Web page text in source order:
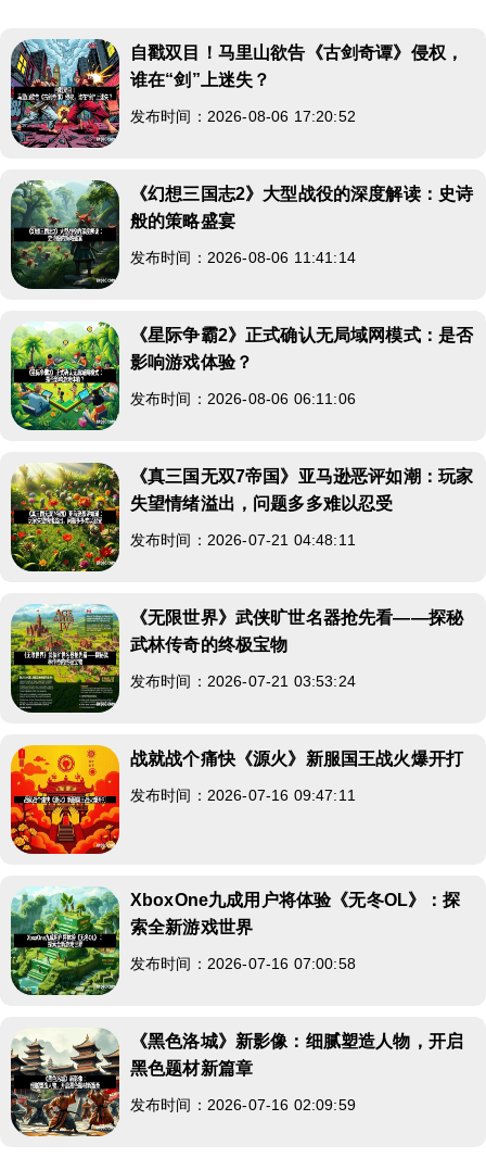
自戳双目！马里山欲告《古剑奇谭》侵权，
谁在“剑”上迷失？
发布时间：2026-08-06 17:20:52
《幻想三国志2》大型战役的深度解读：史诗
般的策略盛宴
发布时间：2026-08-06 11:41:14
《星际争霸2》正式确认无局域网模式：是否
影响游戏体验？
发布时间：2026-08-06 06:11:06
《真三国无双7帝国》亚马逊恶评如潮：玩家
失望情绪溢出，问题多多难以忍受
发布时间：2026-07-21 04:48:11
《无限世界》武侠旷世名器抢先看——探秘
武林传奇的终极宝物
发布时间：2026-07-21 03:53:24
战就战个痛快《源火》新服国王战火爆开打
发布时间：2026-07-16 09:47:11
XboxOne九成用户将体验《无冬OL》：探
索全新游戏世界
发布时间：2026-07-16 07:00:58
《黑色洛城》新影像：细腻塑造人物，开启
黑色题材新篇章
发布时间：2026-07-16 02:09:59